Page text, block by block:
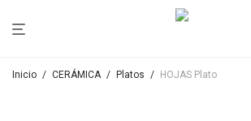
Inicio / CERÁMICA / Platos / HOJAS Plato